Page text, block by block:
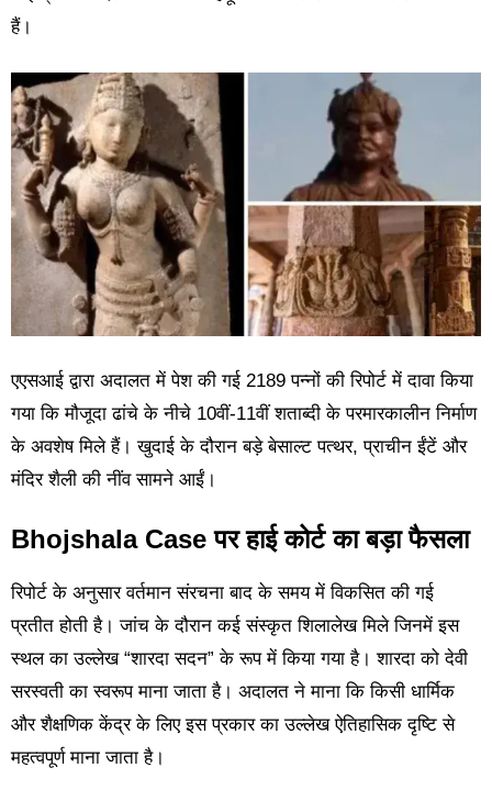
हैं।
एएसआई द्वारा अदालत में पेश की गई 2189 पन्नों की रिपोर्ट में दावा किया
गया कि मौजूदा ढांचे के नीचे 10वीं-11वीं शताब्दी के परमारकालीन निर्माण
के अवशेष मिले हैं। खुदाई के दौरान बड़े बेसाल्ट पत्थर, प्राचीन ईंटें और
मंदिर शैली की नींव सामने आईं।
Bhojshala Case पर हाई कोर्ट का बड़ा फैसला
रिपोर्ट के अनुसार वर्तमान संरचना बाद के समय में विकसित की गई
प्रतीत होती है। जांच के दौरान कई संस्कृत शिलालेख मिले जिनमें इस
स्थल का उल्लेख “शारदा सदन” के रूप में किया गया है। शारदा को देवी
सरस्वती का स्वरूप माना जाता है। अदालत ने माना कि किसी धार्मिक
और शैक्षणिक केंद्र के लिए इस प्रकार का उल्लेख ऐतिहासिक दृष्टि से
महत्वपूर्ण माना जाता है।